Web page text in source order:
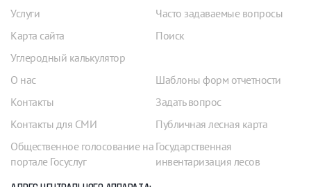
Услуги
Карта сайта
Углеродный калькулятор
Часто задаваемые вопросы
Поиск
О нас
Контакты
Контакты для СМИ
Общественное голосование на
портале Госуслуг
Шаблоны форм отчетности
Задать вопрос
Публичная лесная карта
Государственная
инвентаризация лесов